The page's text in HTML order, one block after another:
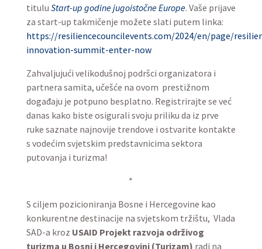
titulu Start-up godine jugoistočne Europe. Vaše prijave
za start-up takmičenje možete slati putem linka:
https://resiliencecouncilevents.com/2024/en/page/
innovation-summit-enter-now
Zahvaljujući velikodušnoj podršci organizatora i
partnera samita, učešće na ovom prestižnom
događaju je potpuno besplatno. Registrirajte se već
danas kako biste osigurali svoju priliku da iz prve
ruke saznate najnovije trendove i ostvarite kontakte
s vodećim svjetskim predstavnicima sektora
putovanja i turizma!
*
S ciljem pozicioniranja Bosne i Hercegovine kao
konkurentne destinacije na svjetskom tržištu, Vlada
SAD-a kroz USAID Projekt razvoja održivog
turizma u Bosni i Hercegovini (Turizam) radi na